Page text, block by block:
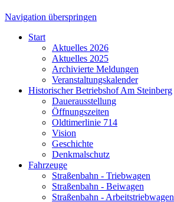
Navigation überspringen
Start
Aktuelles 2026
Aktuelles 2025
Archivierte Meldungen
Veranstaltungskalender
Historischer Betriebshof Am Steinberg
Dauerausstellung
Öffnungszeiten
Oldtimerlinie 714
Vision
Geschichte
Denkmalschutz
Fahrzeuge
Straßenbahn - Triebwagen
Straßenbahn - Beiwagen
Straßenbahn - Arbeitstriebwagen